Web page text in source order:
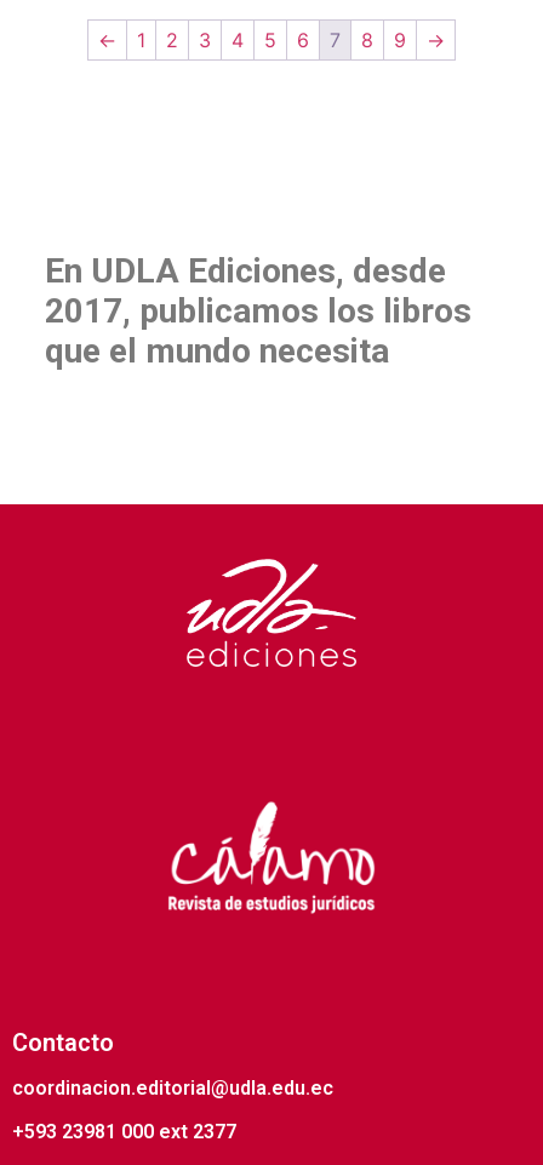
← 1 2 3 4 5 6 7 8 9 →
En UDLA Ediciones, desde
2017, publicamos los libros
que el mundo necesita
Contacto
coordinacion.editorial@udla.edu.ec
+593 23981 000 ext 2377